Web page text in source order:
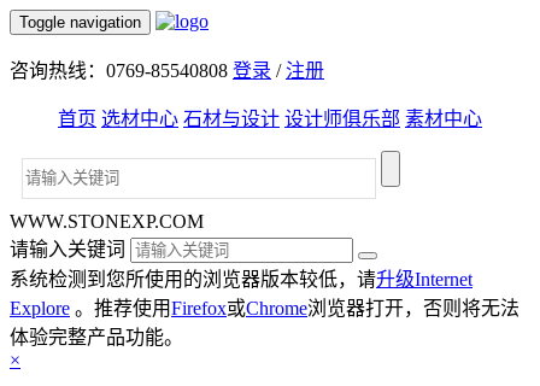
Toggle navigation
咨询热线：0769-85540808 登录 /注册
首页 选材中心 石材与设计 设计师俱乐部 素材中心
WWW.STONEXP.COM
请输入关键词
系统检测到您所使用的浏览器版本较低，请升级Internet
Explore 。推荐使用Firefox或Chrome浏览器打开，否则将无法
体验完整产品功能。
×